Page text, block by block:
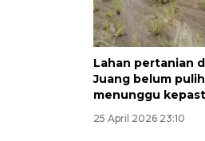
Lahan pertanian
Juang belum
menunggu
25 April 2026 23:10